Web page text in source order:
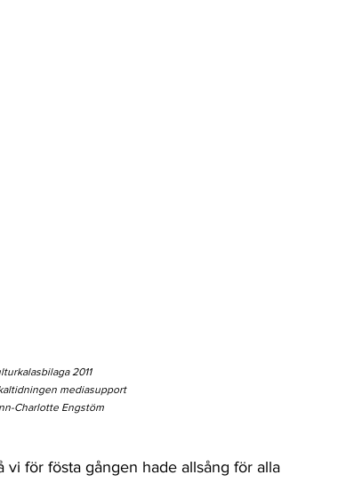
2011
mediasupport
Charlotte Engstöm
vi för fösta gången hade allsång för alla